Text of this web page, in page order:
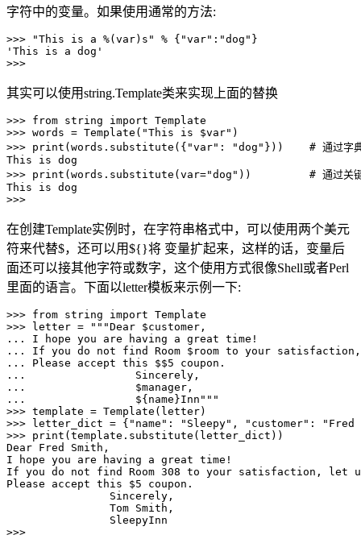
字符中的变量。如果使用通常的方法:
>>> "This is a %(var)s" % {"var":"dog"}
'This is a dog'
>>>
其实可以使用string.Template类来实现上面的替换
>>> from string import Template
>>> words = Template("This is $var")
>>> print(words.substitute({"var": "dog"}))    # 通过字典的
This is dog
>>> print(words.substitute(var="dog"))         # 通过关键字
This is dog
>>>
在创建Template实例时，在字符串格式中，可以使用两个美元
符来代替$，还可以用${}将 变量扩起来，这样的话，变量后
面还可以接其他字符或数字，这个使用方式很像Shell或者Perl
里面的语言。下面以letter模板来示例一下:
>>> from string import Template
>>> letter = """Dear $customer,
... I hope you are having a great time!
... If you do not find Room $room to your
... Please accept this $$5 coupon.
...                 Sincerely,
...                 $manager,
...                 ${name}Inn"""
>>> template = Template(letter)
>>> letter_dict = {"name": "Sleepy", "customer": "Fred
>>> print(template.substitute(letter_dict))
Dear Fred Smith,
I hope you are having a great time!
If you do not find Room 308 to your satisfaction, let
Please accept this $5 coupon.
                Sincerely,
                Tom Smith,
                SleepyInn
>>>